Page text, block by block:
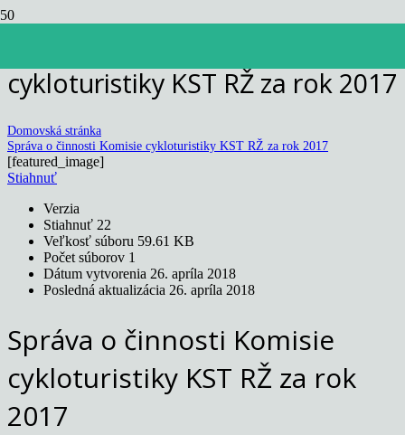
cykloturistiky KST RŽ za rok 2017
Domovská stránka
Správa o činnosti Komisie cykloturistiky KST RŽ za rok 2017
[featured_image]
Stiahnuť
Verzia
Stiahnuť 22
Veľkosť súboru 59.61 KB
Počet súborov 1
Dátum vytvorenia 26. apríla 2018
Posledná aktualizácia 26. apríla 2018
Správa o činnosti Komisie
cykloturistiky KST RŽ za rok
2017